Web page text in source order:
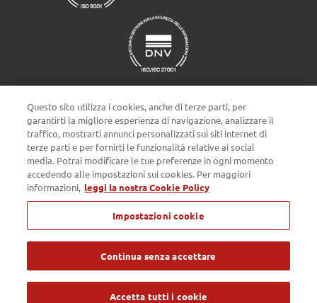
Impostazioni cookie
Privacy policy Cookie Policy
Passepartout s.p.a. - Società a socio unico - c/o SM HUB - Via
Consiglio dei Sessanta 99, 47891 Dogana Repubblica di San Marino
- Tel. 0549 978011 - Numero Verde 800 414243 - Codice Operatore
Economico SM03473 - Iscrizione Registro Società n° 6210 del 6
agosto 2010 - Iscrizione Registro delle attività e-commerce n° 55 -
Capitale Sociale € 4.800.000 i.v. - Tutti i diritti riservati
Questo sito utilizza i cookies, anche di terze parti, per
garantirti la migliore esperienza di navigazione, analizzare il
traffico, mostrarti annunci personalizzati sui siti internet di
terze parti e per fornirti le funzionalità relative ai social
media. Potrai modificare le tue preferenze in ogni momento
accedendo alle impostazioni sui cookies. Per maggiori
informazioni, leggi la nostra Cookie Policy
Impostazioni cookie
Continua senza accettare
Accetta tutti i cookie